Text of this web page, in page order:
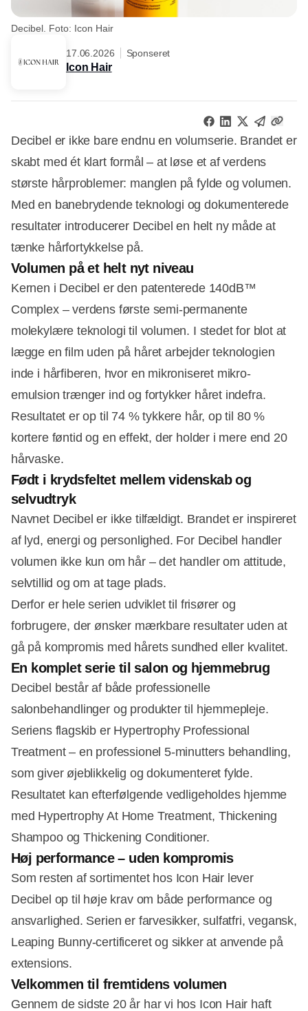
Decibel. Foto: Icon Hair
17.06.2026 Sponseret
Icon Hair
Decibel er ikke bare endnu en volumserie. Brandet er
skabt med ét klart formål – at løse et af verdens
største hårproblemer: manglen på fylde og volumen.
Med en banebrydende teknologi og dokumenterede
resultater introducerer Decibel en helt ny måde at
tænke hårfortykkelse på.
Volumen på et helt nyt niveau
Kernen i Decibel er den patenterede 140dB™
Complex – verdens første semi-permanente
molekylære teknologi til volumen. I stedet for blot at
lægge en film uden på håret arbejder teknologien
inde i hårfiberen, hvor en mikroniseret mikro-
emulsion trænger ind og fortykker håret indefra.
Resultatet er op til 74 % tykkere hår, op til 80 %
kortere føntid og en effekt, der holder i mere end 20
hårvaske.
Født i krydsfeltet mellem videnskab og
selvudtryk
Navnet Decibel er ikke tilfældigt. Brandet er inspireret
af lyd, energi og personlighed. For Decibel handler
volumen ikke kun om hår – det handler om attitude,
selvtillid og om at tage plads.
Derfor er hele serien udviklet til frisører og
forbrugere, der ønsker mærkbare resultater uden at
gå på kompromis med hårets sundhed eller kvalitet.
En komplet serie til salon og hjemmebrug
Decibel består af både professionelle
salonbehandlinger og produkter til hjemmepleje.
Seriens flagskib er Hypertrophy Professional
Treatment – en professionel 5-minutters behandling,
som giver øjeblikkelig og dokumenteret fylde.
Resultatet kan efterfølgende vedligeholdes hjemme
med Hypertrophy At Home Treatment, Thickening
Shampoo og Thickening Conditioner.
Høj performance – uden kompromis
Som resten af sortimentet hos Icon Hair lever
Decibel op til høje krav om både performance og
ansvarlighed. Serien er farvesikker, sulfatfri, vegansk,
Leaping Bunny-certificeret og sikker at anvende på
extensions.
Velkommen til fremtidens volumen
Gennem de sidste 20 år har vi hos Icon Hair haft